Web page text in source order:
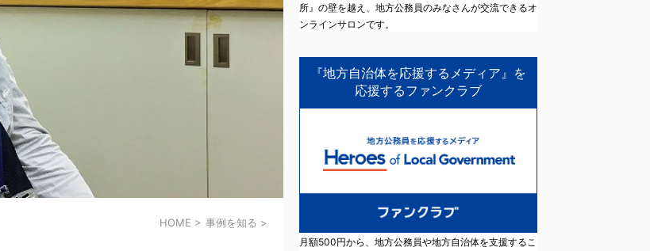
HOME > 事例を知る >
所』の壁を越え、地方公務員のみなさんが交流できるオ
ンラインサロンです。
『地方自治体を応援するメディア』を
応援するファンクラブ
月額500円から、地方公務員や地方自治体を支援するこ